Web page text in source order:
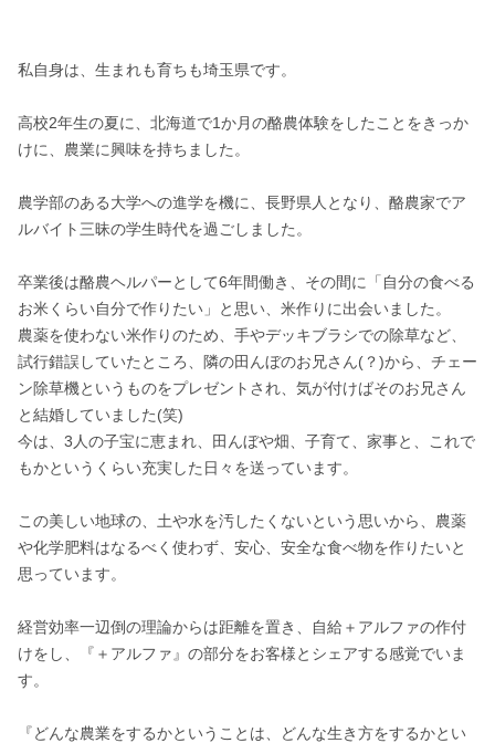
私自身は、生まれも育ちも埼玉県です。
高校2年生の夏に、北海道で1か月の酪農体験をしたことをきっか
けに、農業に興味を持ちました。
農学部のある大学への進学を機に、長野県人となり、酪農家でア
ルバイト三昧の学生時代を過ごしました。
卒業後は酪農ヘルパーとして6年間働き、その間に「自分の食べる
お米くらい自分で作りたい」と思い、米作りに出会いました。
農薬を使わない米作りのため、手やデッキブラシでの除草など、
試行錯誤していたところ、隣の田んぼのお兄さん(？)から、チェー
ン除草機というものをプレゼントされ、気が付けばそのお兄さん
と結婚していました(笑)
今は、3人の子宝に恵まれ、田んぼや畑、子育て、家事と、これで
もかというくらい充実した日々を送っています。
この美しい地球の、土や水を汚したくないという思いから、農薬
や化学肥料はなるべく使わず、安心、安全な食べ物を作りたいと
思っています。
経営効率一辺倒の理論からは距離を置き、自給＋アルファの作付
けをし、『＋アルファ』の部分をお客様とシェアする感覚でいま
す。
『どんな農業をするかということは、どんな生き方をするかとい